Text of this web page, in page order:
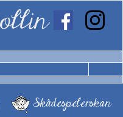
Skådespelerskan